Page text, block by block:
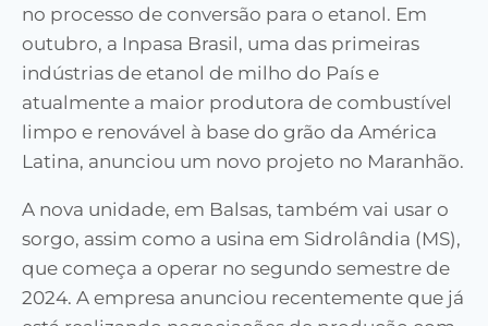
no processo de conversão para o etanol. Em
outubro, a Inpasa Brasil, uma das primeiras
indústrias de etanol de milho do País e
atualmente a maior produtora de combustível
limpo e renovável à base do grão da América
Latina, anunciou um novo projeto no Maranhão.
A nova unidade, em Balsas, também vai usar o
sorgo, assim como a usina em Sidrolândia (MS),
que começa a operar no segundo semestre de
2024. A empresa anunciou recentemente que já